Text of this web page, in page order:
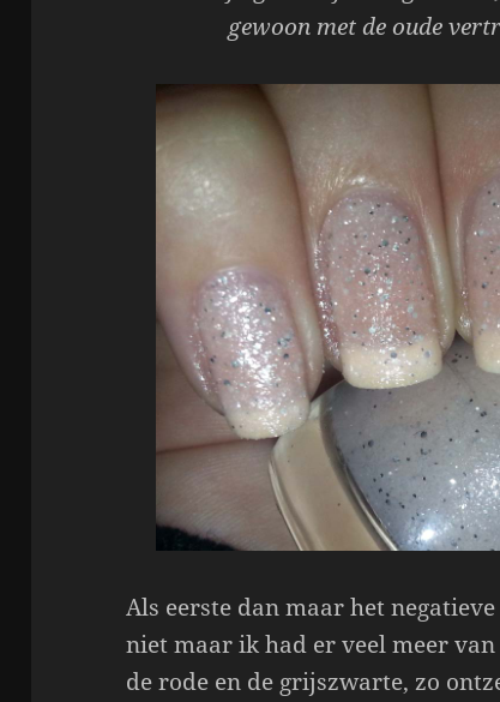
gewoon met de oude
Als eerste dan maar het
niet maar ik had er veel meer
de rode en de grijszwarte, zo